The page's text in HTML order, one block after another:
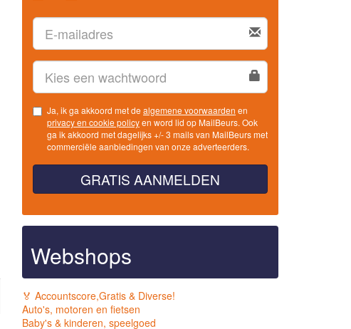
Ja, ik ga akkoord met de algemene voorwaarden en
privacy en cookie policy
ga ik akkoord met dagelijks +/- 3 mails van MailBeurs met
commerciële aanbiedingen van onze adverteerders.
GRATIS AANMELDEN
Webshops
🏅 Accountscore,Gratis & Diverse!
Auto's, motoren en fietsen
Baby's & kinderen, speelgoed